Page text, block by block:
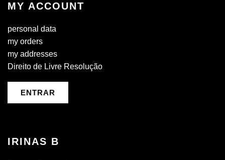
MY ACCOUNT
personal data
my orders
my addresses
Direito de Livre Resolução
ENTRAR
IRINAS B